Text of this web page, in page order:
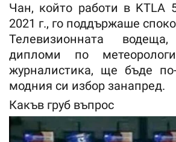
Чан, който работи в KTLA
2021 г., го поддържаше
Телевизионната
дипломи по
журналистика, ще бъде
модния си избор занапред.
Какъв груб въпрос